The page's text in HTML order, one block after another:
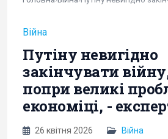
Війна
Путіну невигідно
закінчувати
попри великі
економіці, -
26 квітня 2026 Війна